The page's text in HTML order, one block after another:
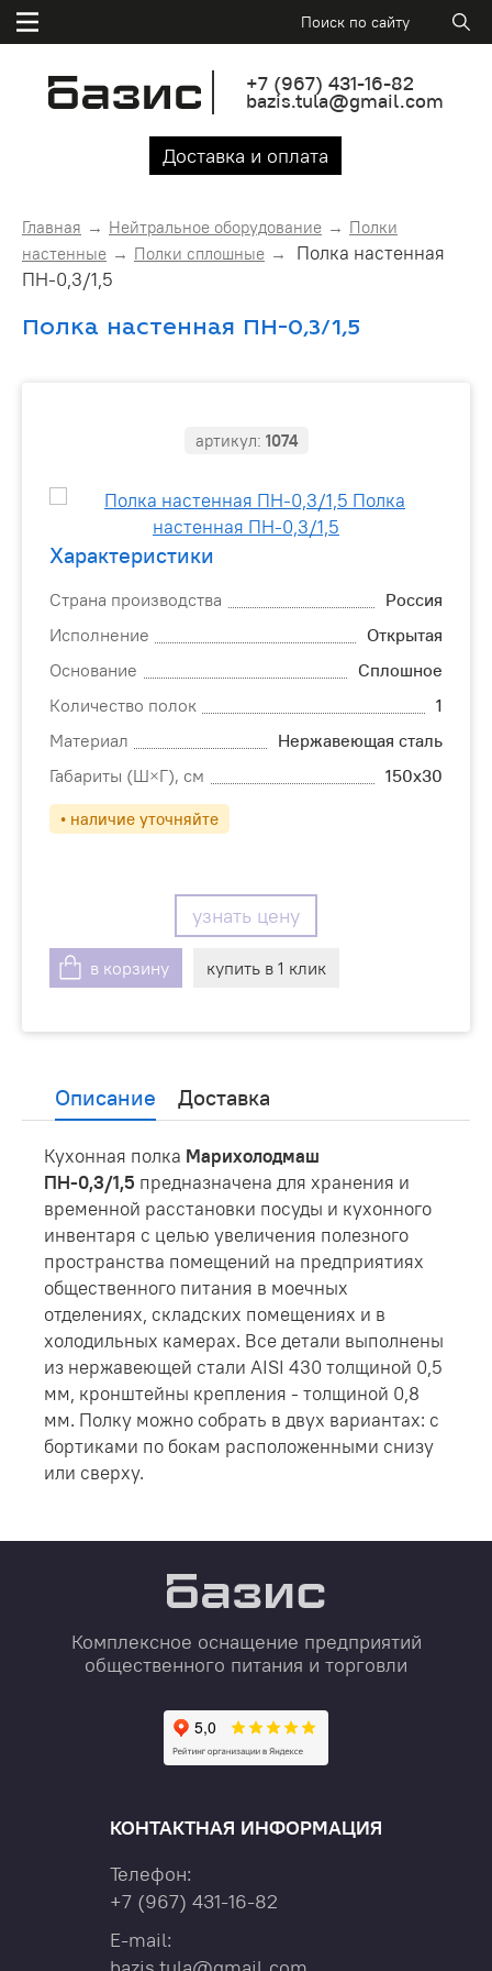
+7 (967) 431-16-82
bazis.tula@gmail.com
Доставка и оплата
Главная Нейтральное оборудование
Полки
настенные
Полки сплошные
Полка настенная
ПН-0,3/1,5
Полка настенная ПН-0,3/1,5
артикул: 1074
Характеристики
Страна производства
Россия
Исполнение
Открытая
Основание
Сплошное
Количество полок
1
Материал
Нержавеющая сталь
Габариты (Ш×Г), см
150х30
• наличие уточняйте
узнать цену
в корзину купить в 1 клик
Описание Доставка
Кухонная полка Марихолодмаш
ПН-0,3/1,5 предназначена для хранения и
временной расстановки посуды и кухонного
инвентаря с целью увеличения полезного
пространства помещений на предприятиях
общественного питания в моечных
отделениях, складских помещениях и в
холодильных камерах. Все детали выполнены
из нержавеющей стали AISI 430 толщиной 0,5
мм, кронштейны крепления - толщиной 0,8
мм. Полку можно собрать в двух вариантах: с
бортиками по бокам расположенными снизу
или сверху.
Комплексное оснащение предприятий
общественного питания и торговли
КОНТАКТНАЯ ИНФОРМАЦИЯ
Телефон:
+7 (967) 431-16-82
E-mail: